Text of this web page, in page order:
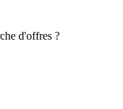
d'offres ?